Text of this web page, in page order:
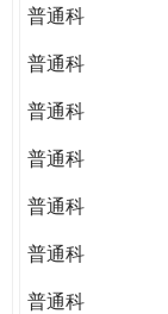
普通科
普通科
普通科
普通科
普通科
普通科
普通科